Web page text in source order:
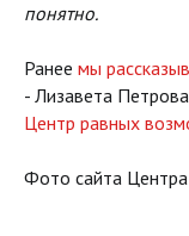
понятно.
Ранее мы
- Лизавета
Центр равных
Фото сайта Центра